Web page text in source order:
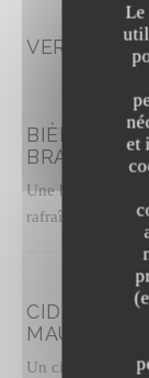
Le
et
VERSIONS
BIÈRE
BRASSERIE
Une bière de
rafraîchissante
CIDRE
MAURET
Un cidre brut